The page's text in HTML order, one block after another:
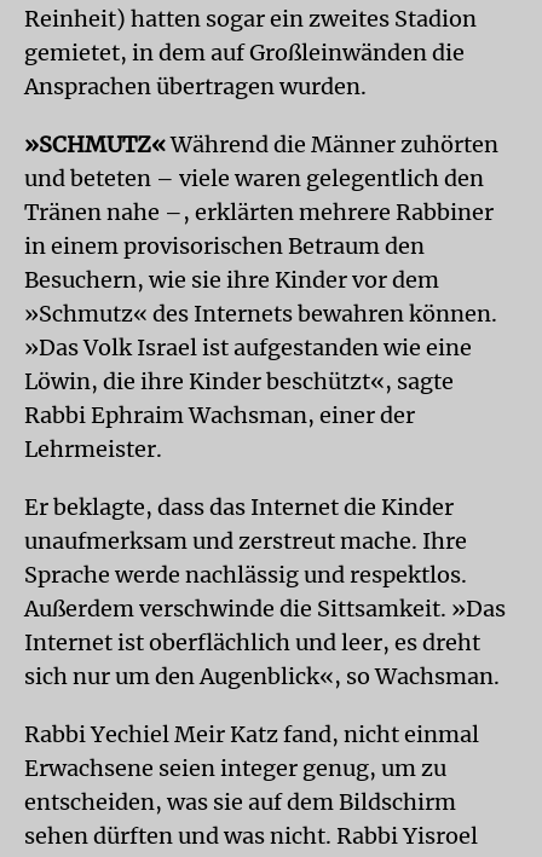
Reinheit) hatten sogar ein zweites Stadion
gemietet, in dem auf Großleinwänden die
Ansprachen übertragen wurden.
»SCHMUTZ«Während die Männer zuhörten
und beteten – viele waren gelegentlich den
Tränen nahe –, erklärten mehrere Rabbiner
in einem provisorischen Betraum den
Besuchern, wie sie ihre Kinder vor dem
»Schmutz« des Internets bewahren können.
»Das Volk Israel ist aufgestanden wie eine
Löwin, die ihre Kinder beschützt«, sagte
Rabbi Ephraim Wachsman, einer der
Lehrmeister.
Er beklagte, dass das Internet die Kinder
unaufmerksam und zerstreut mache. Ihre
Sprache werde nachlässig und respektlos.
Außerdem verschwinde die Sittsamkeit. »Das
Internet ist oberflächlich und leer, es dreht
sich nur um den Augenblick«, so Wachsman.
Rabbi Yechiel Meir Katz fand, nicht einmal
Erwachsene seien integer genug, um zu
entscheiden, was sie auf dem Bildschirm
sehen dürften und was nicht. Rabbi Yisroel